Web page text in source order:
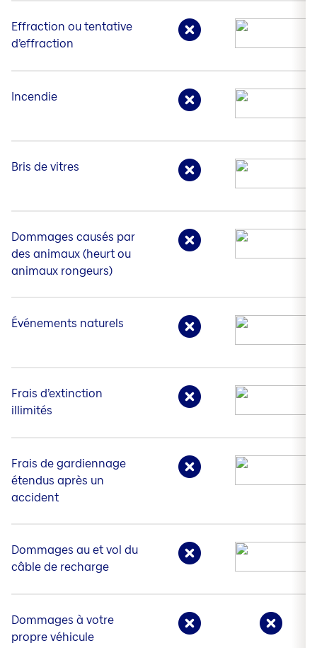
Effraction ou tentative
d’effraction
Incendie
Bris de vitres
Dommages causés par
des animaux (heurt ou
animaux rongeurs)
Événements naturels
Frais d’extinction
illimités
Frais de gardiennage
étendus après un
accident
Dommages au et vol du
câble de recharge
Dommages à votre
propre véhicule